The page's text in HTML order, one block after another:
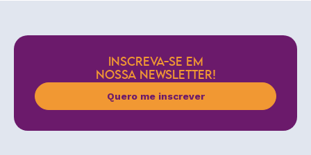
INSCREVA-SE EM
NOSSA NEWSLETTER!
Quero me inscrever